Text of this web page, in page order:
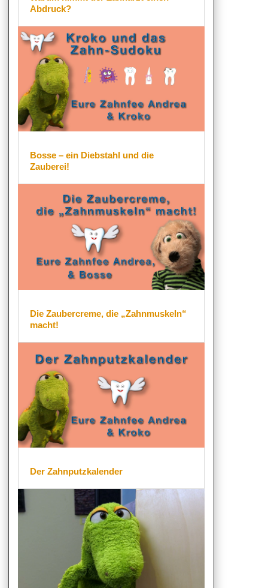
Abdruck?
Bosse – ein Diebstahl und die
Zauberei!
Die Zaubercreme, die „Zahnmuskeln“
macht!
Der Zahnputzkalender